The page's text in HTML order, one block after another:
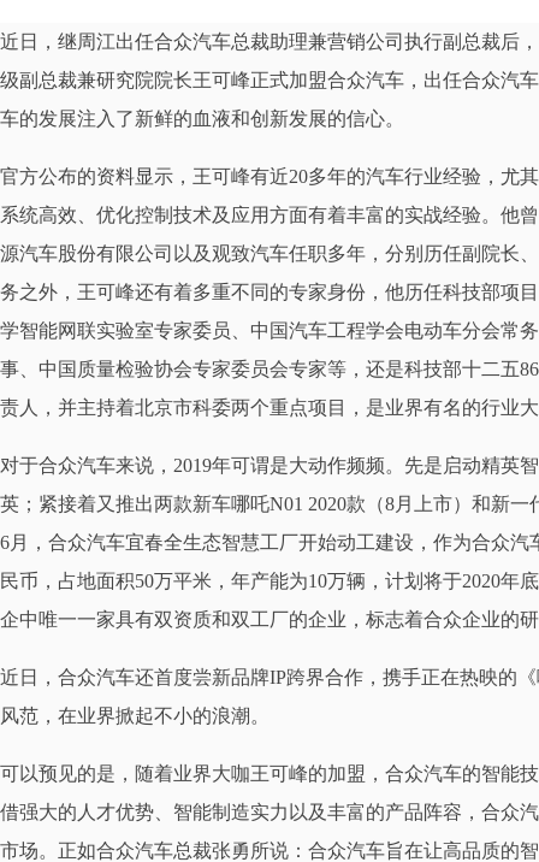
近日，继周江出任合众汽车总裁助理兼营销公司执行副总裁后
级副总裁兼研究院院长王可峰正式加盟合众汽车，出任合众汽
车的发展注入了新鲜的血液和创新发展的信心。
官方公布的资料显示，王可峰有近20多年的汽车行业经验，尤
系统高效、优化控制技术及应用方面有着丰富的实战经验。他
源汽车股份有限公司以及观致汽车任职多年，分别历任副院长
务之外，王可峰还有着多重不同的专家身份，他历任科技部项
学智能网联实验室专家委员、中国汽车工程学会电动车分会常
事、中国质量检验协会专家委员会专家等，还是科技部十二五
责人，并主持着北京市科委两个重点项目，是业界有名的行业
对于合众汽车来说，2019年可谓是大动作频频。先是启动精英
英；紧接着又推出两款新车哪吒N01 2020款（8月上市）和新
6月，合众汽车宜春全生态智慧工厂开始动工建设，作为合众
民币，占地面积50万平米，年产能为10万辆，计划将于2020年
企中唯一一家具有双资质和双工厂的企业，标志着合众企业的
近日，合众汽车还首度尝新品牌IP跨界合作，携手正在热映的
风范，在业界掀起不小的浪潮。
可以预见的是，随着业界大咖王可峰的加盟，合众汽车的智能
借强大的人才优势、智能制造实力以及丰富的产品阵容，合众
市场。正如合众汽车总裁张勇所说：合众汽车旨在让高品质的